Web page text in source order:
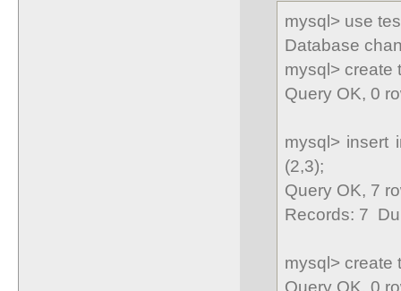
mysql> use
Database
mysql> create
Query OK, 0
mysql> insert
(2,3);
Query OK, 7
Records: 7
mysql> create
Query OK, 0